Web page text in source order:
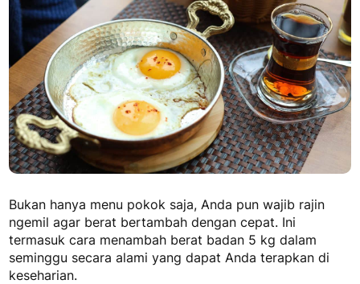
Bukan hanya menu pokok saja, Anda pun wajib rajin
ngemil agar berat bertambah dengan cepat. Ini
termasuk cara menambah berat badan 5 kg dalam
seminggu secara alami yang dapat Anda terapkan di
keseharian.